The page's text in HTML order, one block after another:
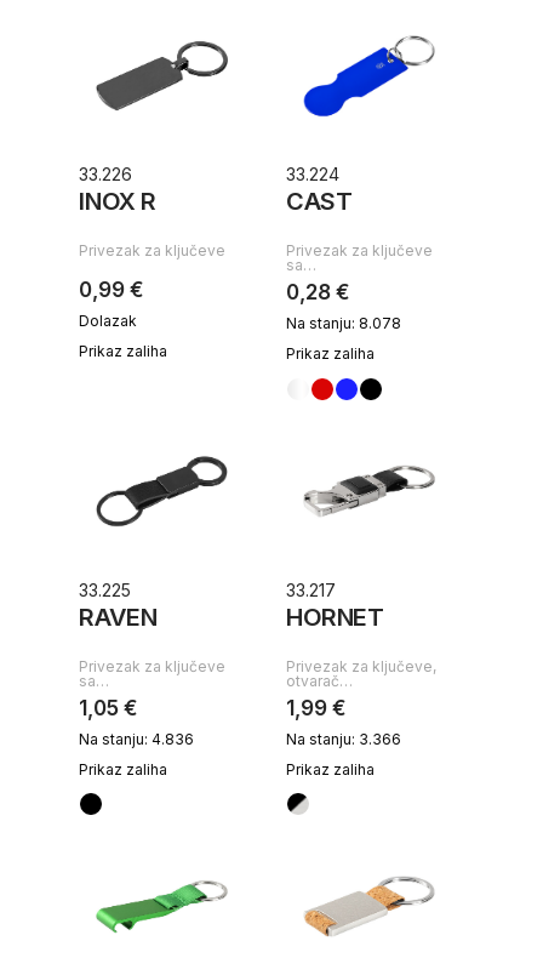
33.226
INOX R
Privezak za ključeve
0,99 €
Dolazak
Prikaz zaliha
33.224
CAST
Privezak za ključeve
sa…
0,28 €
Na stanju: 8.078
Prikaz zaliha
33.225
RAVEN
Privezak za ključeve
sa…
1,05 €
Na stanju: 4.836
Prikaz zaliha
33.217
HORNET
Privezak za ključeve,
otvarač…
1,99 €
Na stanju: 3.366
Prikaz zaliha